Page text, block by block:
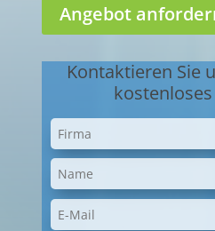
Angebot
Kontaktieren Sie